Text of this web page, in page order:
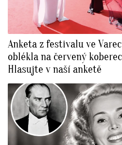
Anketa z festivalu ve
oblékla na červený
Hlasujte v naší anketě